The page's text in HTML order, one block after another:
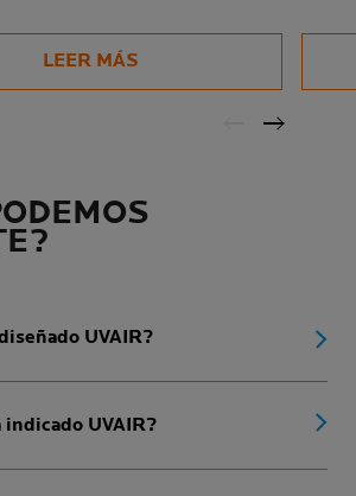
LEER MÁS
UVAIR?
indicado UVAIR?